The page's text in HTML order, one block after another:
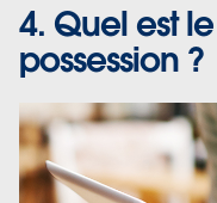
4. Quel est
possession ?